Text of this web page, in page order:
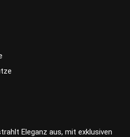
Eleganz aus, mit exklusiven